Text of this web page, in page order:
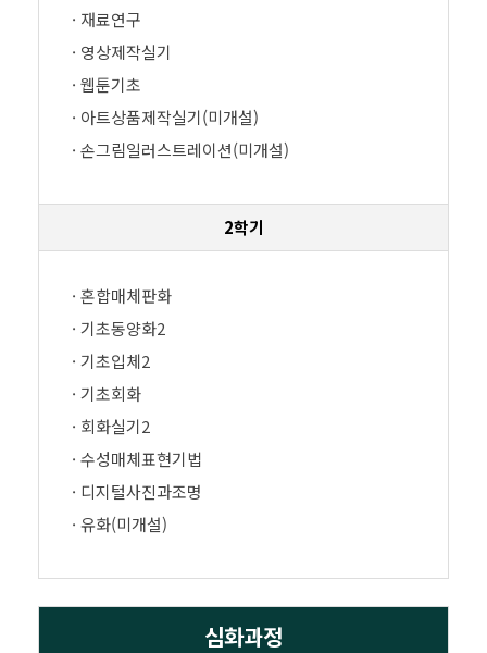
· 재료연구
· 영상제작실기
· 웹툰기초
· 아트상품제작실기(미개설)
· 손그림일러스트레이션(미개설)
2학기
· 혼합매체판화
· 기초동양화2
· 기초입체2
· 기초회화
· 회화실기2
· 수성매체표현기법
· 디지털사진과조명
· 유화(미개설)
심화과정